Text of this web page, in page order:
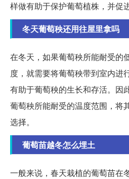
样做有助于保护葡萄植株，并促
冬天葡萄秧还用往屋里拿吗
在冬天，如果葡萄秧所能耐受的
度，就需要将葡萄秧带到室内进
有助于葡萄秧的生长和存活。因
葡萄秧所能耐受的温度范围，将
选择。
葡萄苗越冬怎么埋土
一般来说，春天栽植的葡萄苗在